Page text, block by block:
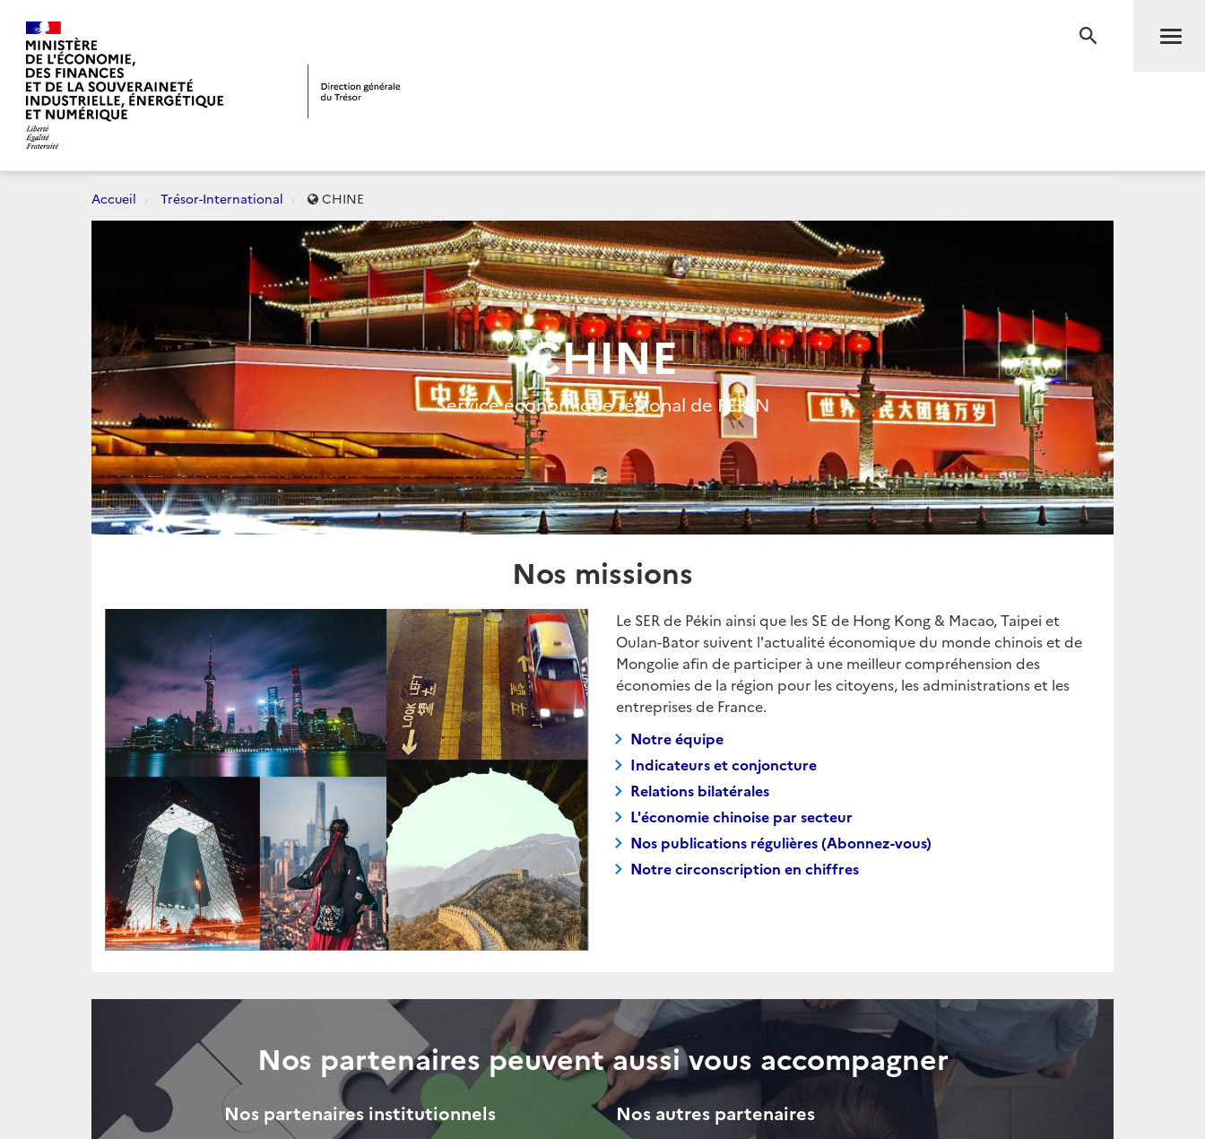
RECHERCHE
Accueil Trésor-International CHINE
CHINE
Service économique régional de PEKIN
Nos missions
Le SER de Pékin ainsi que les SE de Hong Kong & Macao, Taipei et
Oulan-Bator suivent l'actualité économique du monde chinois et de
Mongolie afin de participer à une meilleur compréhension des
économies de la région pour les citoyens, les administrations et les
entreprises de France.
Notre équipe
Indicateurs et conjoncture
Relations bilatérales
L'économie chinoise par secteur
Nos publications régulières (Abonnez-vous)
Notre circonscription en chiffres
Nos partenaires peuvent aussi vous accompagner
Nos partenaires institutionnels Nos autres partenaires